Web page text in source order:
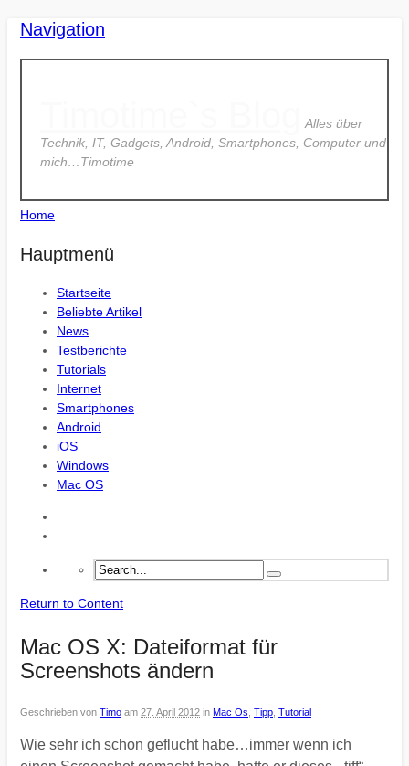
Navigation
Alles über
Technik, IT, Gadgets, Android, Smartphones, Computer und
mich…Timotime
Home
Hauptmenü
Startseite
Beliebte Artikel
News
Testberichte
Tutorials
Internet
Smartphones
Android
iOS
Windows
Mac OS
Return to Content
Mac OS X: Dateiformat für
Screenshots ändern
Geschrieben von Timo am 27. April 2012 in Mac Os Tipp Tutorial
Wie sehr ich schon geflucht habe…immer wenn ich